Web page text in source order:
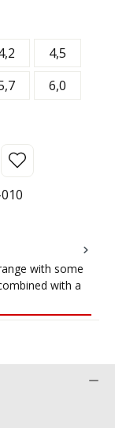
4,5
6,0
oder benutze
with some
with a